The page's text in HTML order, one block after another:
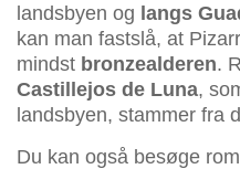
landsbyen og langs
kan man fastslå, at
mindst bronzealderen.
Castillejos de Luna,
landsbyen, stammer fra
Du kan også besøge